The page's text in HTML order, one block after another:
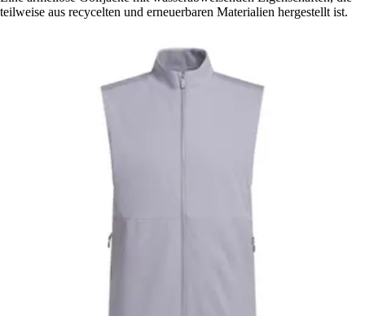
teilweise aus recycelten und erneuerbaren Materialien hergestellt ist.